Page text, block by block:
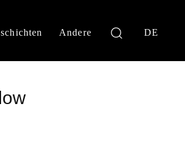
Andere DE